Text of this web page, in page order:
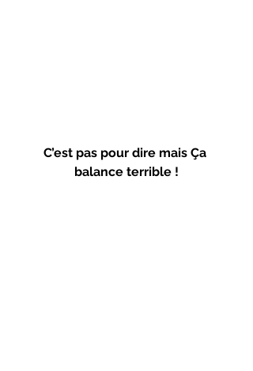
C’est pas pour dire mais Ça
balance terrible !